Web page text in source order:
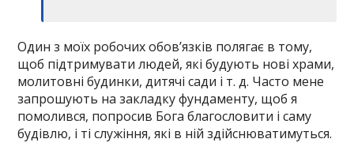
Один з моїх робочих обов’язків полягає в тому,
щоб підтримувати людей, які будують нові храми,
молитовні будинки, дитячі сади і т. д. Часто мене
запрошують на закладку фундаменту, щоб я
помолився, попросив Бога благословити і саму
будівлю, і ті служіння, які в ній здійснюватимуться.